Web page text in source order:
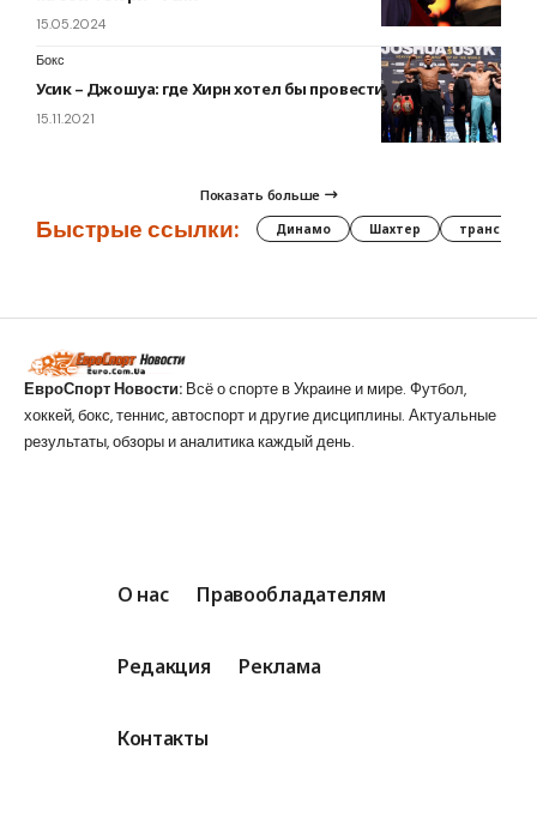
15.05.2024
Бокс
Усик – Джошуа: где Хирн хотел бы провести реванш
15.11.2021
Показать больше
Быстрые ссылки: Динамо Шахтер трансферы
ЕвроСпорт Новости: Всё о спорте в Украине и мире. Футбол,
хоккей, бокс, теннис, автоспорт и другие дисциплины. Актуальные
результаты, обзоры и аналитика каждый день.
О нас Правообладателям
Редакция Реклама
Контакты